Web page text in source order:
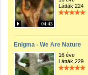
04:43
Látták:224
Enigma - We Are Nature
16 éve
Látták:229